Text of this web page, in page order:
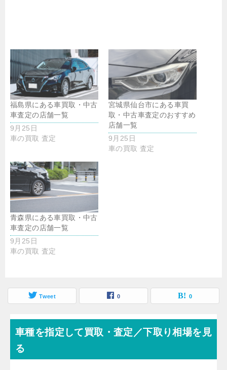
福島県にある車買取・中古
車査定の店舗一覧
9月25日
車の買取 査定
宮城県仙台市にある車買
取・中古車査定のおすすめ
店舗一覧
9月25日
車の買取 査定
青森県にある車買取・中古
車査定の店舗一覧
9月25日
車の買取 査定
Tweet 0 0
車種を指定して買取・査定／下取り相場を見
る